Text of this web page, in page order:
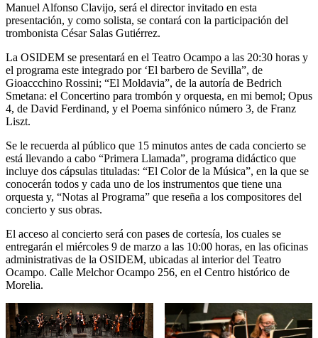
Manuel Alfonso Clavijo, será el director invitado en esta
presentación, y como solista, se contará con la participación del
trombonista César Salas Gutiérrez.
La OSIDEM se presentará en el Teatro Ocampo a las 20:30 horas y
el programa este integrado por ‘El barbero de Sevilla”, de
Gioaccchino Rossini; “El Moldavia”, de la autoría de Bedrich
Smetana: el Concertino para trombón y orquesta, en mi bemol; Opus
4, de David Ferdinand, y el Poema sinfónico número 3, de Franz
Liszt.
Se le recuerda al público que 15 minutos antes de cada concierto se
está llevando a cabo “Primera Llamada”, programa didáctico que
incluye dos cápsulas tituladas: “El Color de la Música”, en la que se
conocerán todos y cada uno de los instrumentos que tiene una
orquesta y, “Notas al Programa” que reseña a los compositores del
concierto y sus obras.
El acceso al concierto será con pases de cortesía, los cuales se
entregarán el miércoles 9 de marzo a las 10:00 horas, en las oficinas
administrativas de la OSIDEM, ubicadas al interior del Teatro
Ocampo. Calle Melchor Ocampo 256, en el Centro histórico de
Morelia.